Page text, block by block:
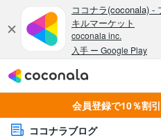
会員登録で10％割
ココナラブログ